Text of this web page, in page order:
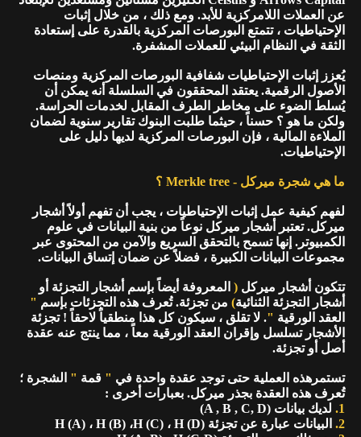
عن العملات اللامركزية للأبد. ومع ذلك ، من خلال إثبات
الإحتياطيات ، تتمتع البورصات المركزية بالقدرة على إستعادة
الثقة في النظام البيئي للعملات المشفرة.
يُعزز إثبات الإحتياطيات شفافية البورصات المركزية ومنصات
الأصول الرقمية. يعتقد المحققون في السلسلة أنه يمكن أن
يُسلط الضوء على مخاطر الطرف المقابل لخدمات الحراسة.
ولكن ما هو ؟ حسناً ، حيثما طلبت البنوك تقارير سنوية لضمان
الملاءة المالية ، فإن البورصات المركزية لديها دليل على
الإحتياطيات.
ما هي شجرة ميركل - Merkle tree ؟
لفهم كيفية عمل إثبات الإحتياطيات ، يجب أن تفهم أولاً أشجار
ميركل. تعتبر أشجار ميركل نوعاً من بنية البيانات في علوم
الكمبيوتر. إنها تسمح بالتحقق السريع والآمن من المحتوى عبر
مجموعات البيانات الكبيرة ، فضلاً عن ضمان إتساق البيانات.
تتكون أشجار ميركل ( المعروفة أيضاً بإسم أشجار التجزئة أو
أشجار التجزئة الثنائية) من تجزئة. تُعرف هذه التجزئات بإسم "
العقد الورقية ". لا تقلق ، سيكون كل هذا منطقياً لاحقاً ! تجزئة
الأشجار تسلسل وإقران العقد الورقية معاً ، مما ينتج عنه عقدة
أصل أو تجزئة.
تستمرهذه العملية حتى توجد عقدة واحدة في " قمة " الشجرة ؛
تُعرف هذه العقدة بجذر ميركل. بعبارات أخرى :
1. لديك بيانات (A , B , C, D)
2.
البيانات عبارة عن تجزئة H (A) ، H (B) ،H (C) ، H (D)